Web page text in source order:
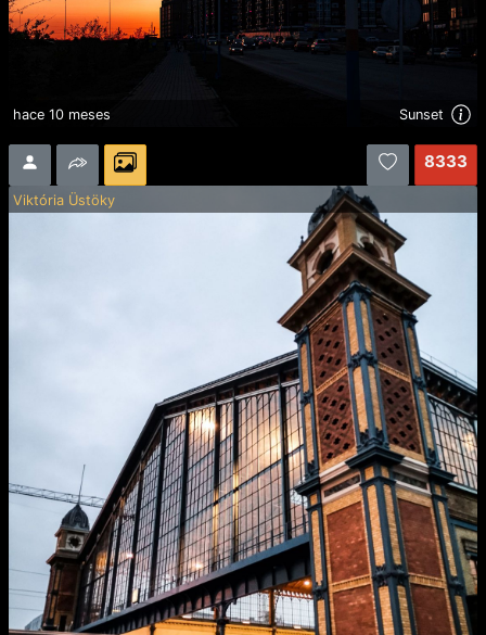
hace 10 meses Sunset
8333
Viktória Üstöky